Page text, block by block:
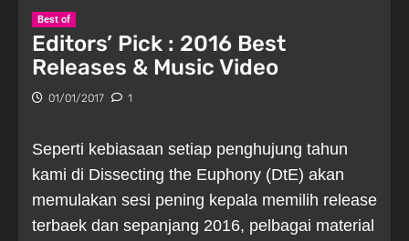
Best of
Editors’ Pick : 2016 Best
Releases & Music Video
01/01/2017 1
Seperti kebiasaan setiap penghujung tahun
kami di Dissecting the Euphony (DtE) akan
memulakan sesi pening kepala memilih release
terbaek dan sepanjang 2016, pelbagai material